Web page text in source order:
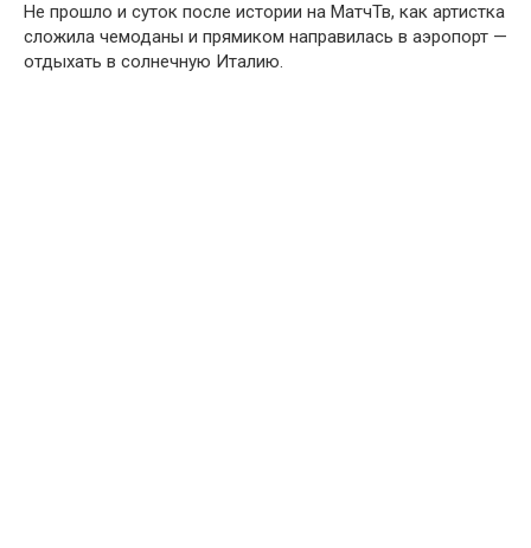
Не прошло и суток после истории на МатчТв, как артистка
сложила чемоданы и прямиком направилась в аэропорт —
отдыхать в солнечную Италию.